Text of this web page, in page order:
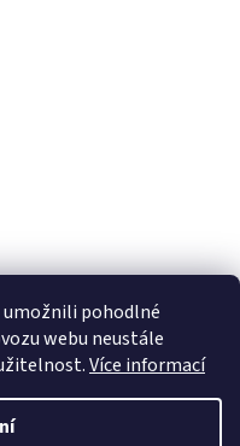
umožnili pohodlné
webu neustále
Více informací